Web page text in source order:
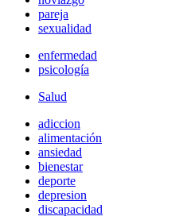
pareja
sexualidad
enfermedad
psicología
Salud
adiccion
alimentación
ansiedad
bienestar
deporte
depresion
discapacidad